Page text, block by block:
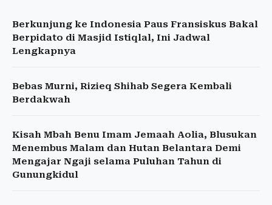
Berkunjung ke Indonesia Paus Fransiskus Bakal
Berpidato di Masjid Istiqlal, Ini Jadwal
Lengkapnya
Bebas Murni, Rizieq Shihab Segera Kembali
Berdakwah
Kisah Mbah Benu Imam Jemaah Aolia, Blusukan
Menembus Malam dan Hutan Belantara Demi
Mengajar Ngaji selama Puluhan Tahun di
Gunungkidul